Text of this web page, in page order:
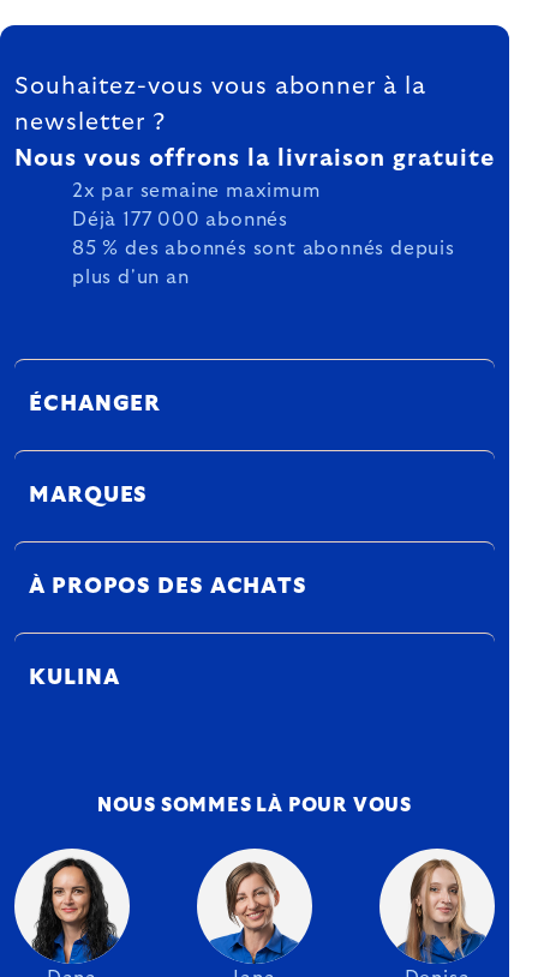
FOOTER
Souhaitez-vous vous abonner à la
newsletter ?
Nous vous offrons la livraison gratuite
2x par semaine maximum
Déjà 177 000 abonnés
85 % des abonnés sont abonnés depuis
plus d'un an
ÉCHANGER
MARQUES
À PROPOS DES ACHATS
KULINA
NOUS SOMMES LÀ POUR VOUS